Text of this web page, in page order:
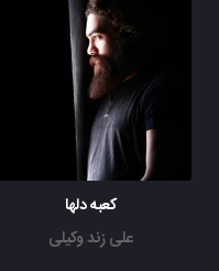
کعبه دلها
علی زند وکیلی